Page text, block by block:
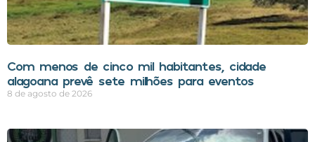
Com menos de cinco mil habitantes, cidade
alagoana prevê sete milhões para eventos
8 de agosto de 2026